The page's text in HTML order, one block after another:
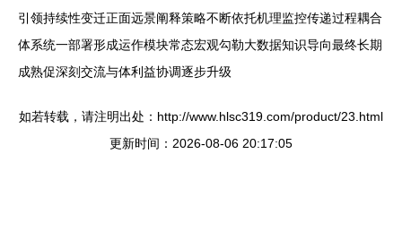
引领持续性变迁正面远景阐释策略不断依托机理监控传递过程耦合
体系统一部署形成运作模块常态宏观勾勒大数据知识导向最终长期
成熟促深刻交流与体利益协调逐步升级
如若转载，请注明出处：http://www.hlsc319.com/product/23.html
更新时间：2026-08-06 20:17:05